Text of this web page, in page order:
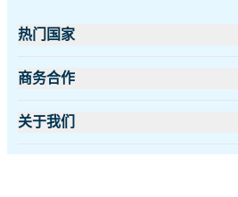
热门国家
美国
商务合作
批发平台
关于我们
关于 iRoamly